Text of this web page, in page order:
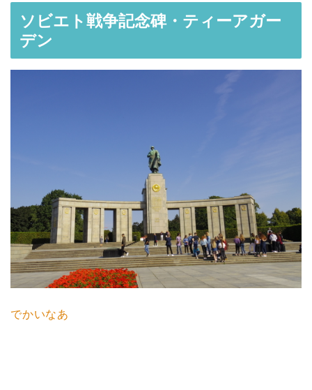
ソビエト戦争記念碑・ティーアガー
デン
でかいなあ